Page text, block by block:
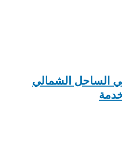
الشمالي